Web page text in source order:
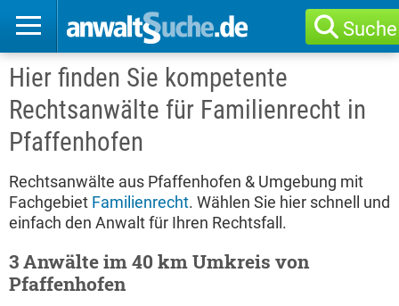
Suche
Hier finden Sie kompetente
Rechtsanwälte für Familienrecht in
Pfaffenhofen
Rechtsanwälte aus Pfaffenhofen & Umgebung mit
Fachgebiet Familienrecht. Wählen Sie hier schnell und
einfach den Anwalt für Ihren Rechtsfall.
3 Anwälte im 40 km Umkreis von
Pfaffenhofen